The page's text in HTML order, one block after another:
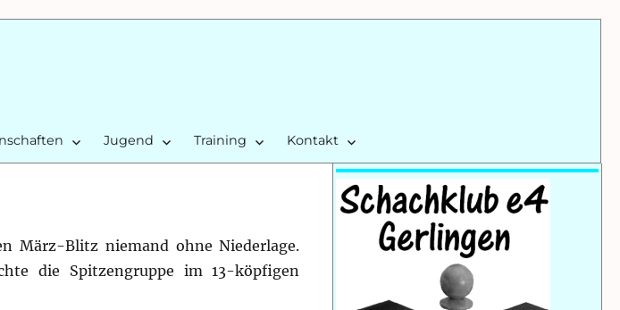
Jugend Training Kontakt
März-Blitz niemand ohne Niederlage.
die Spitzengruppe im 13-köpfigen